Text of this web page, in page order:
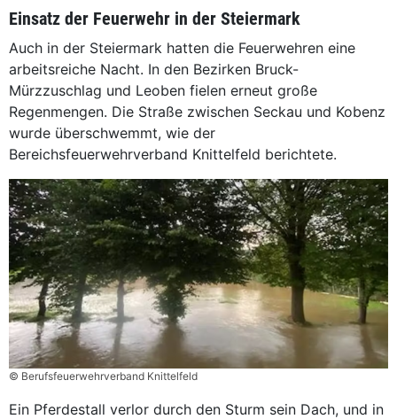
Einsatz der Feuerwehr in der Steiermark
Auch in der Steiermark hatten die Feuerwehren eine
arbeitsreiche Nacht. In den Bezirken Bruck-
Mürzzuschlag und Leoben fielen erneut große
Regenmengen. Die Straße zwischen Seckau und Kobenz
wurde überschwemmt, wie der
Bereichsfeuerwehrverband Knittelfeld berichtete.
© Berufsfeuerwehrverband Knittelfeld
Ein Pferdestall verlor durch den Sturm sein Dach, und in